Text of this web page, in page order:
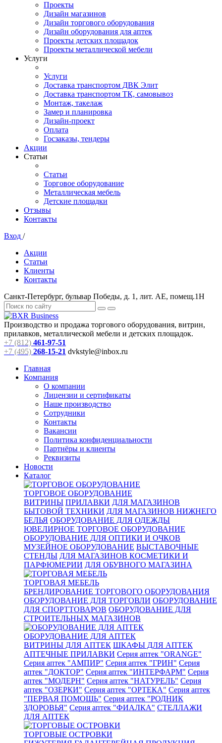
Проекты
Дизайн магазинов
Дизайн торгового оборудования
Дизайн оборудования для аптек
Проекты детских площадок
Проекты металлической мебели
Услуги
Услуги
Доставка транспортом ДВК Элит
Доставка транспортом ТК, самовывоз
Монтаж, такелаж
Замер и планировка
Дизайн-проект
Оплата
Госзаказы, тендеры
Акции
Статьи
Статьи
Торговое оборудование
Металлическая мебель
Детские площадки
Отзывы
Контакты
Вход /
Акции
Статьи
Клиенты
Контакты
Санкт-Петербург, бульвар Победы, д. 1, лит. АЕ, помещ.1Н
Производство и продажа торгового оборудования, витрин,
прилавков, металлической мебели и детских площадок.
+7 (812) 461-97-51
+7 (495) 268-15-21 dvkstyle@inbox.ru
Главная
Компания
О компании
Лицензии и сертификаты
Наше производство
Сотрудники
Контакты
Вакансии
Политика конфиденциальности
Партнёры и клиенты
Реквизиты
Новости
Каталог
ТОРГОВОЕ ОБОРУДОВАНИЕ
ВИТРИНЫ ПРИЛАВКИ ДЛЯ МАГАЗИНОВ
БЫТОВОЙ ТЕХНИКИ ДЛЯ МАГАЗИНОВ НИЖНЕГО
БЕЛЬЯ ОБОРУДОВАНИЕ ДЛЯ ОДЕЖДЫ
ЮВЕЛИРНОЕ ТОРГОВОЕ ОБОРУДОВАНИЕ
ОБОРУДОВАНИЕ ДЛЯ ОПТИКИ И ОЧКОВ
МУЗЕЙНОЕ ОБОРУДОВАНИЕ ВЫСТАВОЧНЫЕ
СТЕНДЫ ДЛЯ МАГАЗИНОВ КОСМЕТИКИ И
ПАРФЮМЕРИИ ДЛЯ ОБУВНОГО МАГАЗИНА
ТОРГОВАЯ МЕБЕЛЬ
БРЕНДИРОВАНИЕ ТОРГОВОГО ОБОРУДОВАНИЯ
ОБОРУДОВАНИЕ ДЛЯ ТОРГОВЛИ ОБОРУДОВАНИЕ
ДЛЯ СПОРТТОВАРОВ ОБОРУДОВАНИЕ ДЛЯ
СТРОИТЕЛЬНЫХ МАГАЗИНОВ
ОБОРУДОВАНИЕ ДЛЯ АПТЕК
ВИТРИНЫ ДЛЯ АПТЕК ШКАФЫ ДЛЯ АПТЕК
АПТЕЧНЫЕ ПРИЛАВКИ Серия аптек "ORANGE"
Серия аптек "АМПИР" Серия аптек "ГРИН" Серия
аптек "ДОКТОР" Серия аптек "ИНТЕРФАРМ" Серия
аптек "МОДЕРН" Серия аптек "НАТУРЕЛЬ" Серия
аптек "ОЗЕРКИ" Серия аптек "ОРТЕКА" Серия аптек
"ПЕРВАЯ ПОМОЩЬ" Серия аптек "РОДНИК
ЗДОРОВЬЯ" Серия аптек "ФИАЛКА" СТЕЛЛАЖИ
ДЛЯ АПТЕК
ТОРГОВЫЕ ОСТРОВКИ